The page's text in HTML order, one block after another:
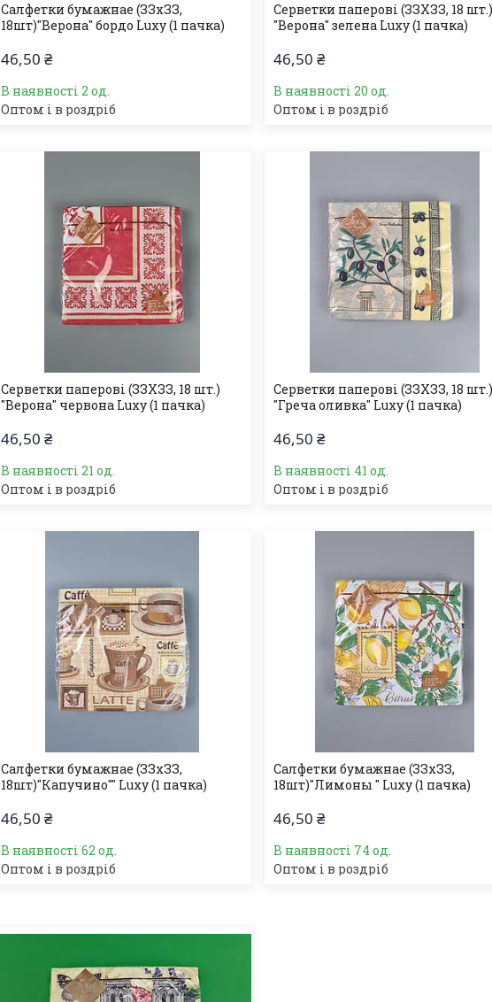
Салфетки бумажнае (ЗЗхЗЗ,
18шт)"Верона" бордо Luxy (1 пачка)
46,50 ₴
В наявності 2 од.
Оптом і в роздріб
Серветки паперові (ЗЗХЗЗ, 18 шт.)
"Верона" зелена Luxy (1 пачка)
46,50 ₴
В наявності 20 од.
Оптом і в роздріб
Серветки паперові (ЗЗХЗЗ, 18 шт.)
"Верона" червона Luxy (1 пачка)
46,50 ₴
В наявності 21 од.
Оптом і в роздріб
Серветки паперові (ЗЗХЗЗ, 18 шт.)
"Греча оливка" Luxy (1 пачка)
46,50 ₴
В наявності 41 од.
Оптом і в роздріб
Салфетки бумажнае (ЗЗхЗЗ,
18шт)"Капучино"" Luxy (1 пачка)
46,50 ₴
В наявності 62 од.
Оптом і в роздріб
Салфетки бумажнае (ЗЗхЗЗ,
18шт)"Лимоны " Luxy (1 пачка)
46,50 ₴
В наявності 74 од.
Оптом і в роздріб